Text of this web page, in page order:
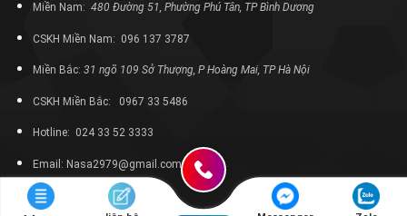
Miền Nam: 480 Đường 51, Phường Phú Tân, TP Bình Dương
CSKH Miền Nam: 096 137 3787
Miền Bắc: 31 ngõ 109 Sở Thượng, P Hoàng Mai, TP Hà Nội
CSKH Miền Bắc: 0967 33 5486
Hotline: 024 33 52 3333
Email: Nasa2979@gmail.com